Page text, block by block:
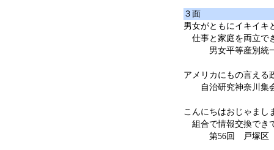
３面
男女がともにイキイキ
仕事と家庭を両立で
男女平等産別統一
アメリカにもの言える
自治研究神奈川集
こんにちはおじゃまし
組合で情報交換でき
第56回 戸塚区